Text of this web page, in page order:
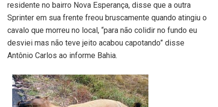
residente no bairro Nova Esperança, disse que a outra
Sprinter em sua frente freou bruscamente quando atingiu o
cavalo que morreu no local, “para não colidir no fundo eu
desviei mas não teve jeito acabou capotando” disse
Antônio Carlos ao informe Bahia.